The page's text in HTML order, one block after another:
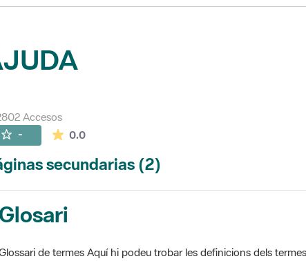
Accesos
- 0.0La valoración media es de 0 estrellas de 5.
secundarias (2)
Glosari
de termes Aquí hi podeu trobar les definicions dels